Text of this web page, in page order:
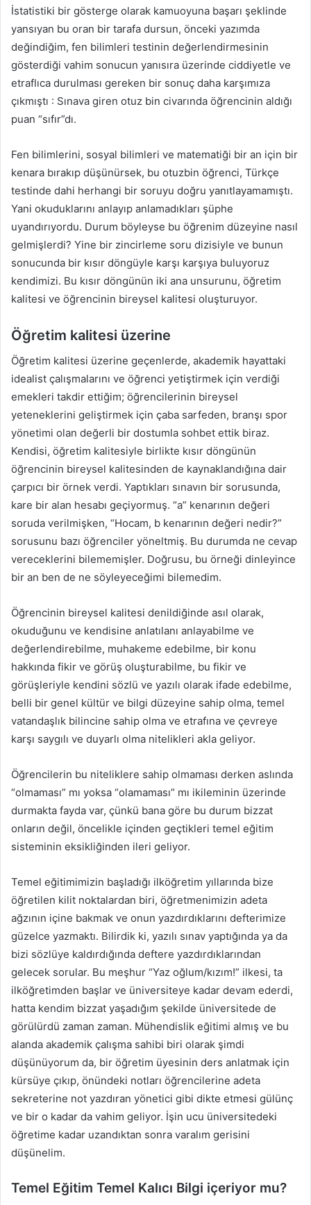
İstatistiki bir gösterge olarak kamuoyuna başarı şeklinde
yansıyan bu oran bir tarafa dursun, önceki yazımda
değindiğim, fen bilimleri testinin değerlendirmesinin
gösterdiği vahim sonucun yanısıra üzerinde ciddiyetle ve
etraflıca durulması gereken bir sonuç daha karşımıza
çıkmıştı : Sınava giren otuz bin civarında öğrencinin aldığı
puan “sıfır”dı.
Fen bilimlerini, sosyal bilimleri ve matematiği bir an için bir
kenara bırakıp düşünürsek, bu otuzbin öğrenci, Türkçe
testinde dahi herhangi bir soruyu doğru yanıtlayamamıştı.
Yani okuduklarını anlayıp anlamadıkları şüphe
uyandırıyordu. Durum böyleyse bu öğrenim düzeyine nasıl
gelmişlerdi? Yine bir zincirleme soru dizisiyle ve bunun
sonucunda bir kısır döngüyle karşı karşıya buluyoruz
kendimizi. Bu kısır döngünün iki ana unsurunu, öğretim
kalitesi ve öğrencinin bireysel kalitesi oluşturuyor.
Öğretim kalitesi üzerine
Öğretim kalitesi üzerine geçenlerde, akademik hayattaki
idealist çalışmalarını ve öğrenci yetiştirmek için verdiği
emekleri takdir ettiğim; öğrencilerinin bireysel
yeteneklerini geliştirmek için çaba sarfeden, branşı spor
yönetimi olan değerli bir dostumla sohbet ettik biraz.
Kendisi, öğretim kalitesiyle birlikte kısır döngünün
öğrencinin bireysel kalitesinden de kaynaklandığına dair
çarpıcı bir örnek verdi. Yaptıkları sınavın bir sorusunda,
kare bir alan hesabı geçiyormuş. “a” kenarının değeri
soruda verilmişken, “Hocam, b kenarının değeri nedir?”
sorusunu bazı öğrenciler yöneltmiş. Bu durumda ne cevap
vereceklerini bilememişler. Doğrusu, bu örneği dinleyince
bir an ben de ne söyleyeceğimi bilemedim.
Öğrencinin bireysel kalitesi denildiğinde asıl olarak,
okuduğunu ve kendisine anlatılanı anlayabilme ve
değerlendirebilme, muhakeme edebilme, bir konu
hakkında fikir ve görüş oluşturabilme, bu fikir ve
görüşleriyle kendini sözlü ve yazılı olarak ifade edebilme,
belli bir genel kültür ve bilgi düzeyine sahip olma, temel
vatandaşlık bilincine sahip olma ve etrafına ve çevreye
karşı saygılı ve duyarlı olma nitelikleri akla geliyor.
Öğrencilerin bu niteliklere sahip olmaması derken aslında
“olmaması” mı yoksa “olamaması” mı ikileminin üzerinde
durmakta fayda var, çünkü bana göre bu durum bizzat
onların değil, öncelikle içinden geçtikleri temel eğitim
sisteminin eksikliğinden ileri geliyor.
Temel eğitimimizin başladığı ilköğretim yıllarında bize
öğretilen kilit noktalardan biri, öğretmenimizin adeta
ağzının içine bakmak ve onun yazdırdıklarını defterimize
güzelce yazmaktı. Bilirdik ki, yazılı sınav yaptığında ya da
bizi sözlüye kaldırdığında deftere yazdırdıklarından
gelecek sorular. Bu meşhur “Yaz oğlum/kızım!” ilkesi, ta
ilköğretimden başlar ve üniversiteye kadar devam ederdi,
hatta kendim bizzat yaşadığım şekilde üniversitede de
görülürdü zaman zaman. Mühendislik eğitimi almış ve bu
alanda akademik çalışma sahibi biri olarak şimdi
düşünüyorum da, bir öğretim üyesinin ders anlatmak için
kürsüye çıkıp, önündeki notları öğrencilerine adeta
sekreterine not yazdıran yönetici gibi dikte etmesi gülünç
ve bir o kadar da vahim geliyor. İşin ucu üniversitedeki
öğretime kadar uzandıktan sonra varalım gerisini
düşünelim.
Temel Eğitim Temel Kalıcı Bilgi içeriyor mu?